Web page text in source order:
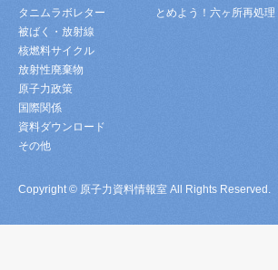
タニムラボレター
被ばく・放射線
核燃料サイクル
放射性廃棄物
原子力政策
国際関係
資料ダウンロード
その他
とめよう！六ヶ所再処理
Copyright © 原子力資料情報室 All Rights Reserved.